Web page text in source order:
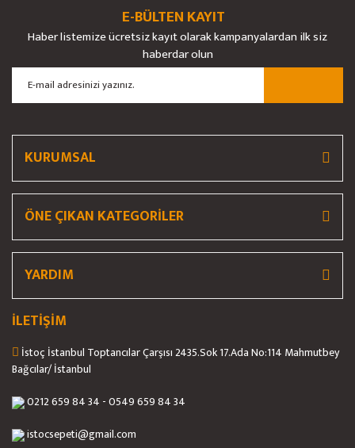
Yorum Yaz
Ürün resmi kalitesiz, bozuk veya görüntülenemiyor.
Ürün açıklamasında eksik bilgiler bulunuyor.
Ürün bilgilerinde hatalar bulunuyor.
Ürün fiyatı diğer sitelerden daha pahalı.
E-BÜLTEN KAYIT
Haber listemize ücretsiz kayıt olarak kampanyalardan ilk siz
haberdar olun
KURUMSAL
ÖNE ÇIKAN KATEGORİLER
YARDIM
İLETİŞİM
İstoç İstanbul Toptancılar Çarşısı 2435.Sok 17.Ada No:114 Mahmutbey
Bağcılar/ İstanbul
0212 659 84 34 - 0549 659 84 34
istocsepeti@gmail.com